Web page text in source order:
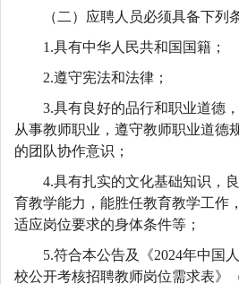
（二）应聘人员必须具备下列
1.具有中华人民共和国国籍；
2.遵守宪法和法律；
3.具有良好的品行和职业道德
从事教师职业，遵守教师职业道德
的团队协作意识；
4.具有扎实的文化基础知识，
育教学能力，能胜任教育教学工作
适应岗位要求的身体条件等；
5.符合本公告及《2024年中国
校公开考核招聘教师岗位需求表》